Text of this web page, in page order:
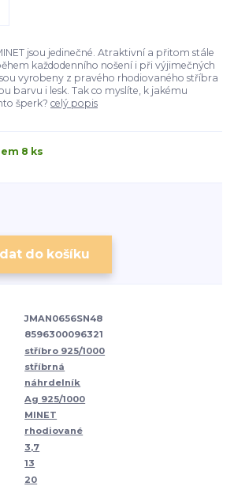
jsou jedinečné. Atraktivní a přitom stále
každodenního nošení i při výjimečných
vyrobeny z pravého rhodiovaného stříbra
barvu i lesk. Tak co myslíte, k jakému
šperk? celý popis
8 ks
do košíku
JMAN0656SN48
8596300096321
stříbro 925/1000
stříbrná
náhrdelník
Ag 925/1000
MINET
rhodiované
3,7
13
20